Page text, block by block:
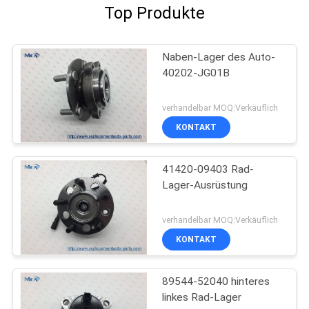
Top Produkte
Naben-Lager des Auto-
40202-JG01B
verhandelbar MOQ:Verkäuflich
KONTAKT
41420-09403 Rad-
Lager-Ausrüstung
verhandelbar MOQ:Verkäuflich
KONTAKT
89544-52040 hinteres
linkes Rad-Lager